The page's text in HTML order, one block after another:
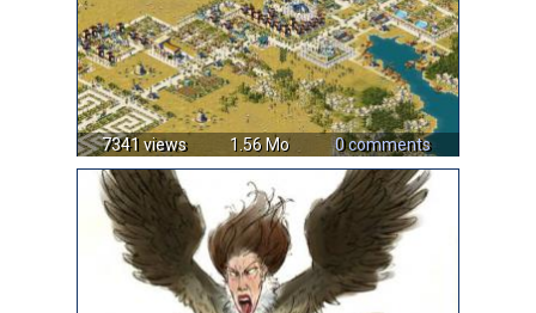
7341 views 1.56 Mo 0 comments